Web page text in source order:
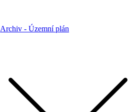
Archiv - Územní plán